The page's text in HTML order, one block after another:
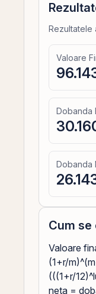
Rezultatele
Valoare
Dobanda
Dobanda
Cum
Valoare
(1+r/
(((1+r/
neta =